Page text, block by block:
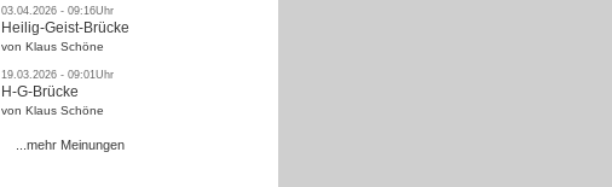
03.04.2026 - 09:16Uhr
Heilig-Geist-Brücke
von Klaus Schöne
19.03.2026 - 09:01Uhr
H-G-Brücke
von Klaus Schöne
...mehr Meinungen